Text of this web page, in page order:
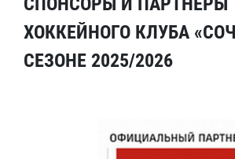
ХОККЕЙНОГО КЛУБА
СЕЗОНЕ 2025/2026